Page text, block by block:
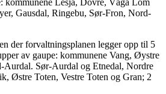
kommunene Lesja, Dovre, Vågå Lom
Gausdal, Ringebu, Sør-Fron, Nord-
der forvaltningsplanen legger opp til 5
av gaupe: kommunene Vang, Øystre
Aurdal. Sør-Aurdal og Etnedal, Nordre
Østre Toten, Vestre Toten og Gran; 2